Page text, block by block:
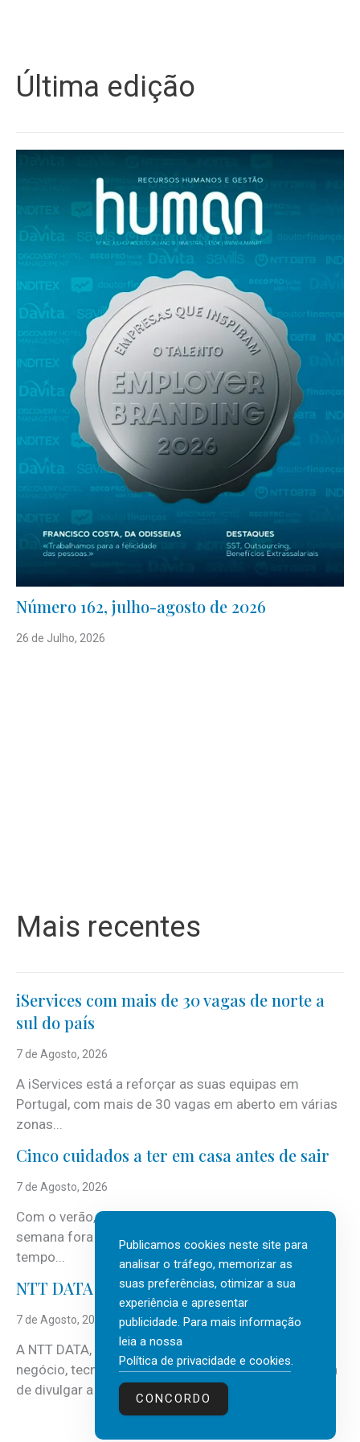
Última edição
Número 162, julho-agosto de 2026
26 de Julho, 2026
Mais recentes
iServices com mais de 30 vagas de norte a
sul do país
7 de Agosto, 2026
A iServices está a reforçar as suas equipas em
Portugal, com mais de 30 vagas em aberto em várias
zonas...
Cinco cuidados a ter em casa antes de sair
7 de Agosto, 2026
Com o verão, chegam também as férias, os fins-de-
semana fora e os dias em que a casa fica mais
tempo...
NTT DATA Insurtech Global Outlook 2026
7 de Agosto, 2026
A NTT DATA, consultora global em serviços de
negócio, tecnologia e inteligência artificial (IA), acaba
de divulgar a mais recente...
Publicamos cookies neste site para
analisar o tráfego, memorizar as
suas preferências, otimizar a sua
experiência e apresentar
publicidade. Para mais informação
leia a nossa
Política de privacidade e cookies.
CONCORDO